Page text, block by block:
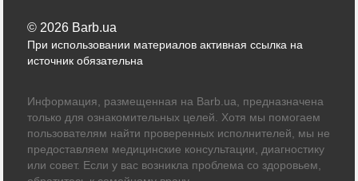
© 2026 Barb.ua
При использовании материалов активная ссылка на
источник обязательна
Информация, размещенная на Barb.ua, предназначена
только для ознакомительных целей. Хотя мы помогаем
пользователям найти проверенных исполнителей, мы не
предоставляем медицинские консультации, диагностику
или совет. Если у вас возникла проблема со здоровьем,